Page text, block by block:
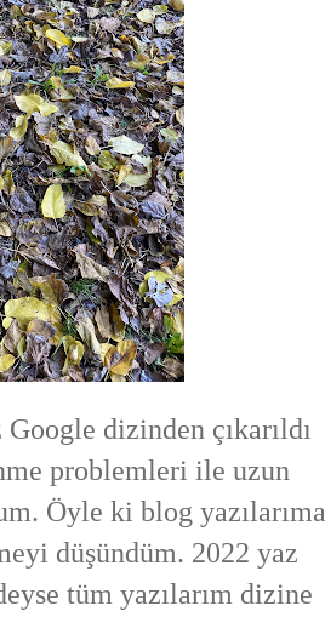
dizinden çıkarıldı
problemleri ile uzun
Öyle ki blog yazılarıma
düşündüm. 2022 yaz
tüm yazılarım dizine